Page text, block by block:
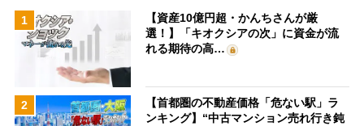
1
【資産10億円超・かんちさんが厳
選！】「キオクシアの次」に資金が流
れる期待の高…
2
【首都圏の不動産価格「危ない駅」ラ
ンキング】“中古マンション売れ行き鈍